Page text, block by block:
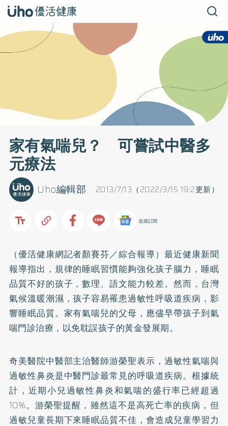
家有氣喘兒？ 可嘗試中醫多
元療法
2013/7/13（2022/3/15 19:2更新）
Uho編輯部
追蹤訂閱
（優活健康網記者顏賽芬／綜合報導）最近健康新聞
報導指出，規律的睡眠習慣能夠強化孩子腦力，睡眠
品質不好的孩子，數理、語文能力較差。然而，台灣
氣候溫暖潮濕，孩子容易罹患過敏性呼吸道疾病，影
響睡眠品質。家有氣喘兒的父母，應儘早帶孩子到氣
喘門診治療，以免耽誤孩子的黃金發展期。
奇美醫院中醫部主治醫師游榮聖表示，過敏性氣喘與
過敏性鼻炎是中醫門診最常見的呼吸道疾病。根據統
計，近期小兒過敏性鼻炎和氣喘的盛行率已經超過
10%。游榮聖提醒，雖然這不是高死亡率的疾病，但
過敏兒童長期下來睡眠品質不佳，會造成兒童學習力